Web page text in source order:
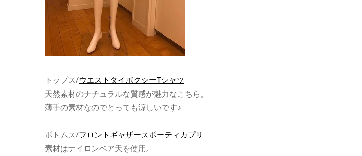
トップス/ウエストタイボクシーTシャツ
天然素材のナチュラルな質感が魅力なこちら。
薄手の素材なのでとっても涼しいです♪
ボトムス/フロントギャザースポーティカプリ
素材はナイロンベア天を使用。